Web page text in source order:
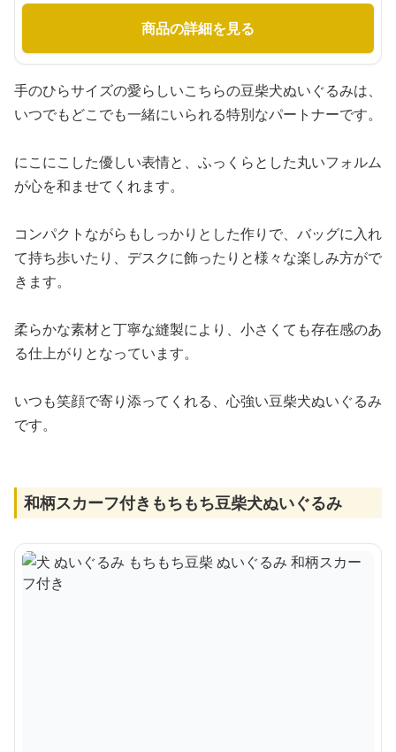
商品の詳細を見る
手のひらサイズの愛らしいこちらの豆柴犬ぬいぐるみは、
いつでもどこでも一緒にいられる特別なパートナーです。
にこにこした優しい表情と、ふっくらとした丸いフォルム
が心を和ませてくれます。
コンパクトながらもしっかりとした作りで、バッグに入れ
て持ち歩いたり、デスクに飾ったりと様々な楽しみ方がで
きます。
柔らかな素材と丁寧な縫製により、小さくても存在感のあ
る仕上がりとなっています。
いつも笑顔で寄り添ってくれる、心強い豆柴犬ぬいぐるみ
です。
和柄スカーフ付きもちもち豆柴犬ぬいぐるみ